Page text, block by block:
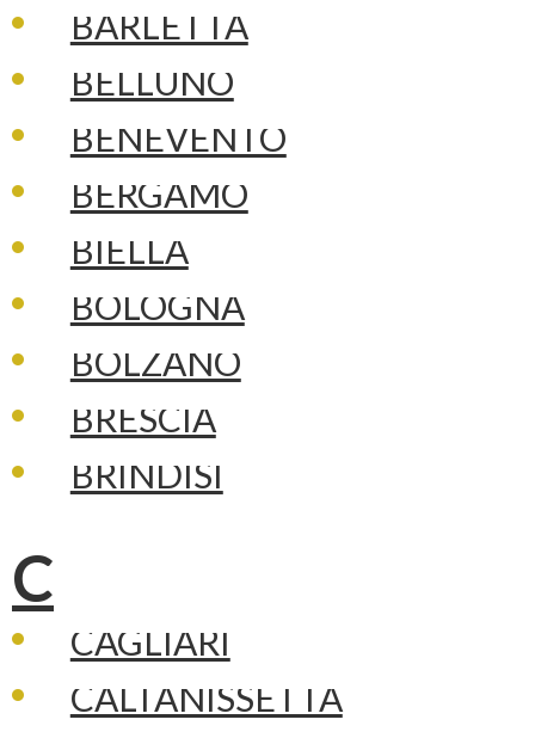
BARLETTA
BELLUNO
BENEVENTO
BERGAMO
BIELLA
BOLOGNA
BOLZANO
BRESCIA
BRINDISI
C
CAGLIARI
CALTANISSETTA